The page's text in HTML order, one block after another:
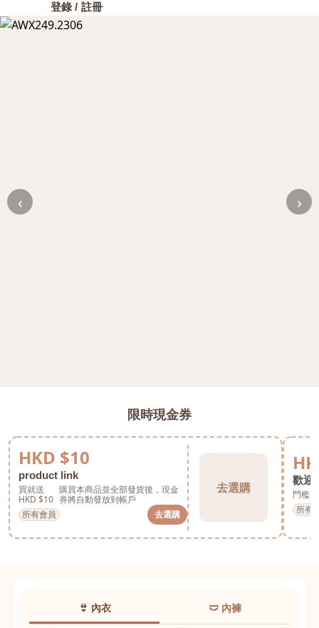
登錄 / 註冊
‹ ›
限時現金券
HKD $10
product link
買就送
HKD $10
購買本商品並全部發貨後，現金
券將自動發放到帳戶
所有會員
去選購
去選購
歡迎
門檻
所有
👙 內衣 🩲 內褲